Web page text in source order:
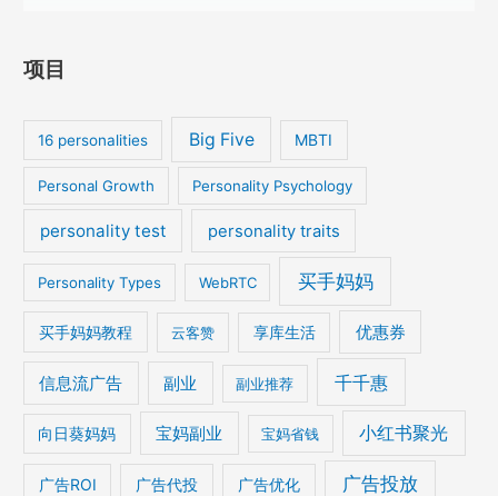
项目
16 personalities Big Five MBTI
Personal Growth Personality Psychology
personality test personality traits
Personality Types WebRTC 买手妈妈
买手妈妈教程 云客赞 享库生活 优惠券
信息流广告 副业 副业推荐 千千惠
向日葵妈妈 宝妈副业 宝妈省钱 小红书聚光
广告ROI 广告代投 广告优化 广告投放